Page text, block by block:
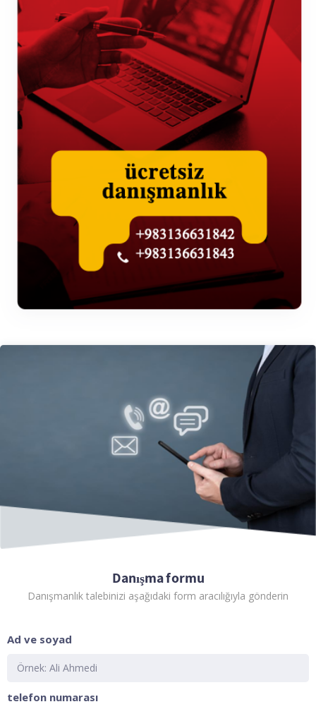
Danışma formu
Danışmanlık talebinizi aşağıdaki form aracılığıyla gönderin
Ad ve soyad
telefon numarası